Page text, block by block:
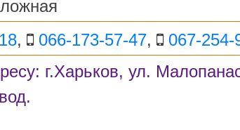
, 066-173-57-47,
067-254-
г.Харьков, ул.